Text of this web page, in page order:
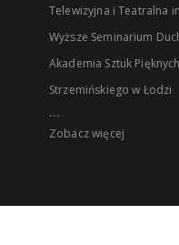
Telewizyjna i Teatralna
Wyższe Seminarium
Akademia Sztuk
Strzemińskiego w Łodzi
...
Zobacz więcej